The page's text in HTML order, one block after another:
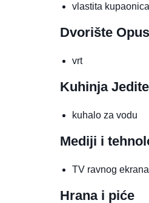
vlastita kupaonica
Dvorište
vrt
Kuhinja
kuhalo za vodu
Mediji i
TV ravnog ekrana
Hrana i piće